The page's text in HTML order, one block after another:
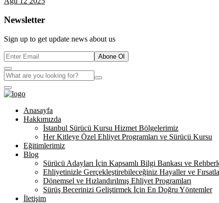
Newsletter
Sign up to get update news about us
Abone Ol
Anasayfa
Hakkımızda
İstanbul Sürücü Kursu Hizmet Bölgelerimiz
Her Kitleye Özel Ehliyet Programları ve Sürücü Kursu
Eğitimlerimiz
Blog
Sürücü Adayları İçin Kapsamlı Bilgi Bankası ve
Ehliyetinizle Gerçekleştirebileceğiniz Hayaller ve
Dönemsel ve Hızlandırılmış Ehliyet Programları
Sürüş Becerinizi Geliştirmek İçin En Doğru Yöntemler
İletişim